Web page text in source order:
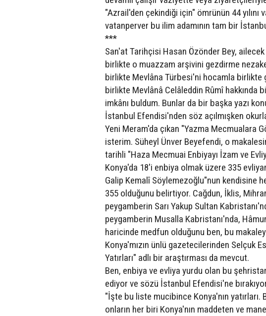
"Azrail'den çekindiği için" ömrünün 44
vatanperver bu ilim adamının tam bir
***
San'at Tarihçisi Hasan Özönder Bey,
birlikte o muazzam arşivini gezdirme
birlikte Mevlâna Türbesi'ni hocamla birlikte
birlikte Mevlânâ Celâleddin Rûmî hakkında
imkânı buldum. Bunlar da bir başka yazı
İstanbul Efendisi'nden söz açılmışken
Yeni Meram'da çıkan "Yazma Mecmualara
isterim. Süheyl Ünver Beyefendi, o
tarihli "Haza Mecmuai Enbiyayı İzam ve
Konya'da 18'i enbiya olmak üzere 335
Galip Kemalî Söylemezoğlu"nun kendisine
355 olduğunu belirtiyor. Cağdun, İklis,
peygamberin Sarı Yakup Sultan
peygamberin Musalla Kabristanı'nda,
haricinde medfun olduğunu ben, bu
Konya'mızın ünlü gazetecilerinden Selçuk
Yatırları" adlı bir araştırması da mevcut.
Ben, enbiya ve evliya yurdu olan bu
ediyor ve sözü İstanbul Efendisi'ne
"İşte bu liste mucibince Konya'nın
onların her biri Konya'nın maddeten ve